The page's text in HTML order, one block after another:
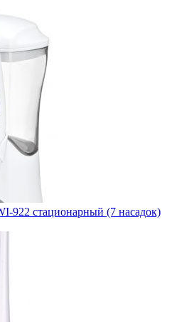
922 стационарный (7 насадок)